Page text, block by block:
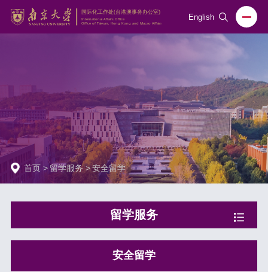
English
首页 > 留学服务 > 安全留学
留学服务
安全留学